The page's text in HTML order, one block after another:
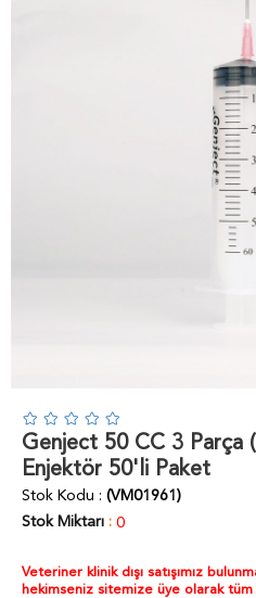
Genject 50 CC 3 Parça
Enjektör 50'li Paket
Stok Kodu
(VM01961)
Stok Miktarı : 0
Veteriner klinik dışı satışımız
hekimseniz sitemize üye olarak tüm